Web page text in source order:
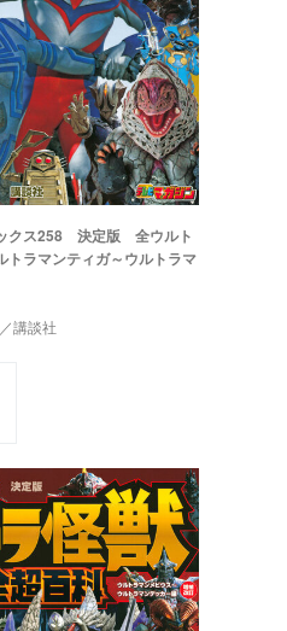
クス258 決定版 全ウルト
ラマンティガ～ウルトラマ
講談社